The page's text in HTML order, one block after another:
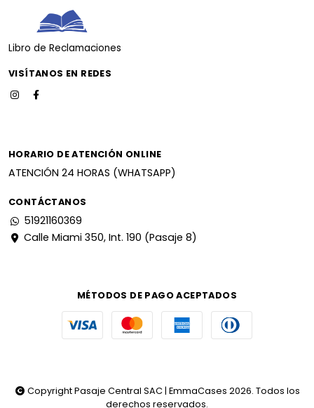
Libro de Reclamaciones
VISÍTANOS EN REDES
HORARIO DE ATENCIÓN ONLINE
ATENCIÓN 24 HORAS (WHATSAPP)
CONTÁCTANOS
51921160369
Calle Miami 350, Int. 190 (Pasaje 8)
MÉTODOS DE PAGO ACEPTADOS
Copyright Pasaje Central SAC | EmmaCases 2026. Todos los
derechos reservados.